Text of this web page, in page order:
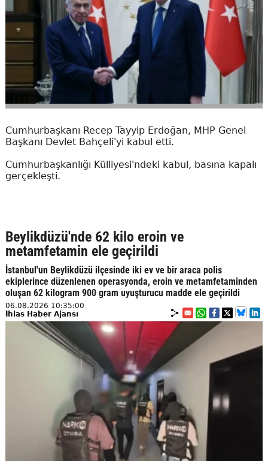
Cumhurbaşkanı Recep Tayyip Erdoğan, MHP Genel
Başkanı Devlet Bahçeli'yi kabul etti.
Cumhurbaşkanlığı Külliyesi'ndeki kabul, basına kapalı
gerçekleşti.
Beylikdüzü'nde 62 kilo eroin ve
metamfetamin ele geçirildi
İstanbul'un Beylikdüzü ilçesinde iki ev ve bir araca polis
ekiplerince düzenlenen operasyonda, eroin ve metamfetaminden
oluşan 62 kilogram 900 gram uyuşturucu madde ele geçirildi
06.08.2026 10:35:00
İhlas Haber Ajansı